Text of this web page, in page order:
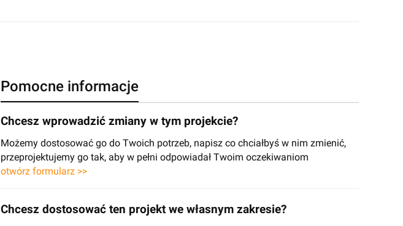
Pomocne informacje
Chcesz wprowadzić zmiany w tym projekcie?
Możemy dostosować go do Twoich potrzeb, napisz co chciałbyś w nim zmienić,
przeprojektujemy go tak, aby w pełni odpowiadał Twoim oczekiwaniom
otwórz formularz >>
Chcesz dostosować ten projekt we własnym zakresie?